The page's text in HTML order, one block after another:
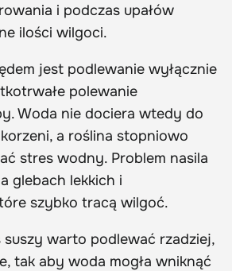
i podczas upałów
ilości wilgoci.
jest podlewanie wyłącznie
polewanie
Woda nie dociera wtedy do
a roślina stopniowo
stres wodny. Problem nasila
glebach lekkich i
szybko tracą wilgoć.
suszy warto podlewać rzadziej,
tak aby woda mogła wniknąć